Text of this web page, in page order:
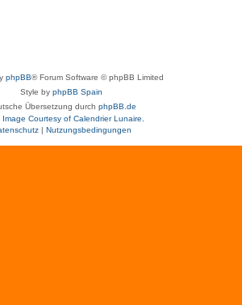
phpBB® Forum Software © phpBB Limited
Style by phpBB Spain
Übersetzung durch phpBB.de
Image Courtesy of Calendrier Lunaire.
| Nutzungsbedingungen